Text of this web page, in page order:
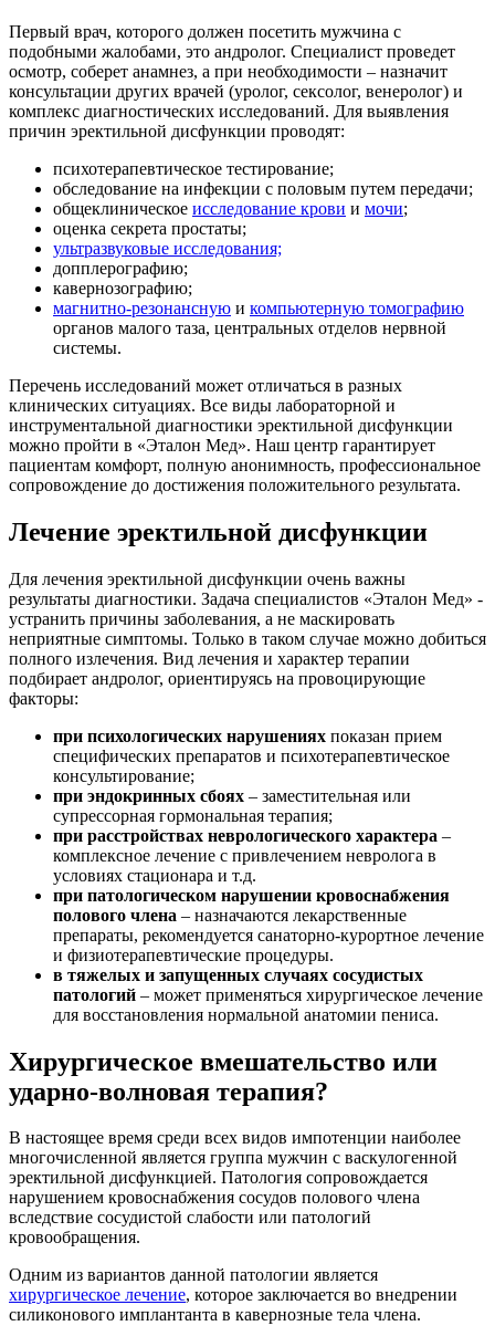
Первый врач, которого должен посетить мужчина с
подобными жалобами, это андролог. Специалист проведет
осмотр, соберет анамнез, а при необходимости – назначит
консультации других врачей (уролог, сексолог, венеролог) и
комплекс диагностических исследований. Для выявления
причин эректильной дисфункции проводят:
психотерапевтическое тестирование;
обследование на инфекции с половым путем передачи;
общеклиническое исследование крови и мочи;
оценка секрета простаты;
ультразвуковые исследования;
допплерографию;
кавернозографию;
магнитно-резонансную и компьютерную томографию
органов малого таза, центральных отделов нервной
системы.
Перечень исследований может отличаться в разных
клинических ситуациях. Все виды лабораторной и
инструментальной диагностики эректильной дисфункции
можно пройти в «Эталон Мед». Наш центр гарантирует
пациентам комфорт, полную анонимность, профессиональное
сопровождение до достижения положительного результата.
Лечение эректильной дисфункции
Для лечения эректильной дисфункции очень важны
результаты диагностики. Задача специалистов «Эталон Мед» -
устранить причины заболевания, а не маскировать
неприятные симптомы. Только в таком случае можно добиться
полного излечения. Вид лечения и характер терапии
подбирает андролог, ориентируясь на провоцирующие
факторы:
при психологических нарушениях показан прием
специфических препаратов и психотерапевтическое
консультирование;
при эндокринных сбоях – заместительная или
супрессорная гормональная терапия;
при расстройствах неврологического характера –
комплексное лечение с привлечением невролога в
условиях стационара и т.д.
при патологическом нарушении кровоснабжения
полового члена – назначаются лекарственные
препараты, рекомендуется санаторно-курортное лечение
и физиотерапевтические процедуры.
в тяжелых и запущенных случаях сосудистых
патологий – может применяться хирургическое лечение
для восстановления нормальной анатомии пениса.
Хирургическое вмешательство или
ударно-волновая терапия?
В настоящее время среди всех видов импотенции наиболее
многочисленной является группа мужчин с васкулогенной
эректильной дисфункцией. Патология сопровождается
нарушением кровоснабжения сосудов полового члена
вследствие сосудистой слабости или патологий
кровообращения.
Одним из вариантов данной патологии является
хирургическое лечение, которое заключается во внедрении
силиконового имплантанта в кавернозные тела члена.